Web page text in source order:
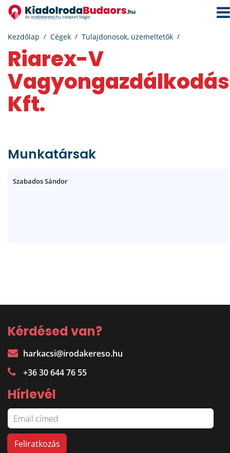
Kezdőlap Cégek Tulajdonosok, üzemeltetők
Riarex-V
Kft.
Munkatársak
Szabados Sándor
Kérdésed van?
harkacsi@irodakereso.hu
+36 30 644 76 55
Hírlevél